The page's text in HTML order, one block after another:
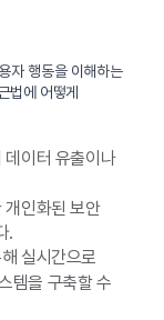
자 행동을 이해하는
법에 어떻게
이터 유출이나
인화된 보안
.
실시간으로
템을 구축할 수